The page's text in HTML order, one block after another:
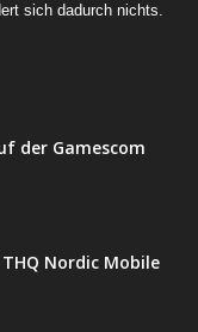
sich dadurch nichts.
der Gamescom
Nordic Mobile